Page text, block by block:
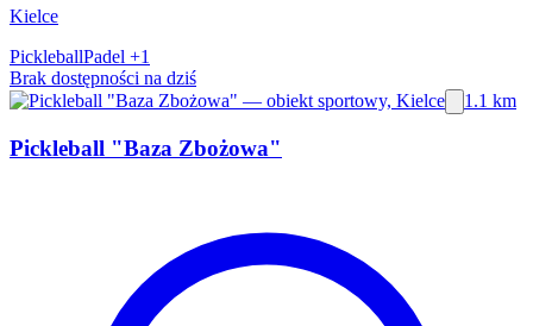
Kielce
PickleballPadel +1
Brak dostępności na dziś
1.1 km
Pickleball "Baza Zbożowa"